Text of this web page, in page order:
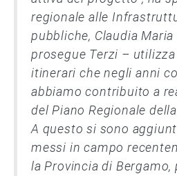
regionale alle
pubbliche, Claudia Maria
prosegue Terzi –
itinerari che negli anni
abbiamo contribuito a
del Piano Regionale
A questo si sono
messi in campo
la Provincia di